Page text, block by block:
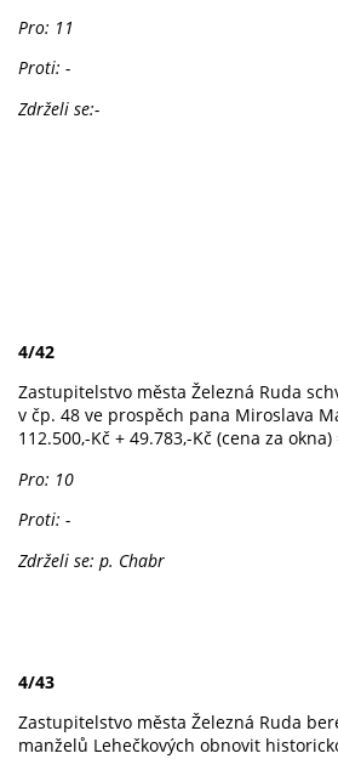
Pro: 11
Proti: -
Zdrželi se:-
4/42
Zastupitelstvo města Železná Ruda
v čp. 48 ve prospěch pana Miroslava
112.500,-Kč + 49.783,-Kč (cena za okna)
Pro: 10
Proti: -
Zdrželi se: p. Chabr
4/43
Zastupitelstvo města Železná Ruda
manželů Lehečkových obnovit